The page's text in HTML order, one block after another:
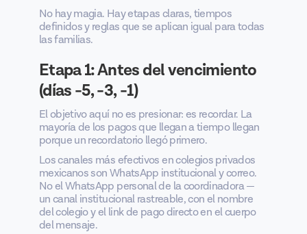
No hay magia. Hay etapas claras, tiempos
definidos y reglas que se aplican igual para todas
las familias.
Etapa 1: Antes del vencimiento
(días -5, -3, -1)
El objetivo aquí no es presionar: es recordar. La
mayoría de los pagos que llegan a tiempo llegan
porque un recordatorio llegó primero.
Los canales más efectivos en colegios privados
mexicanos son WhatsApp institucional y correo.
No el WhatsApp personal de la coordinadora —
un canal institucional rastreable, con el nombre
del colegio y el link de pago directo en el cuerpo
del mensaje.